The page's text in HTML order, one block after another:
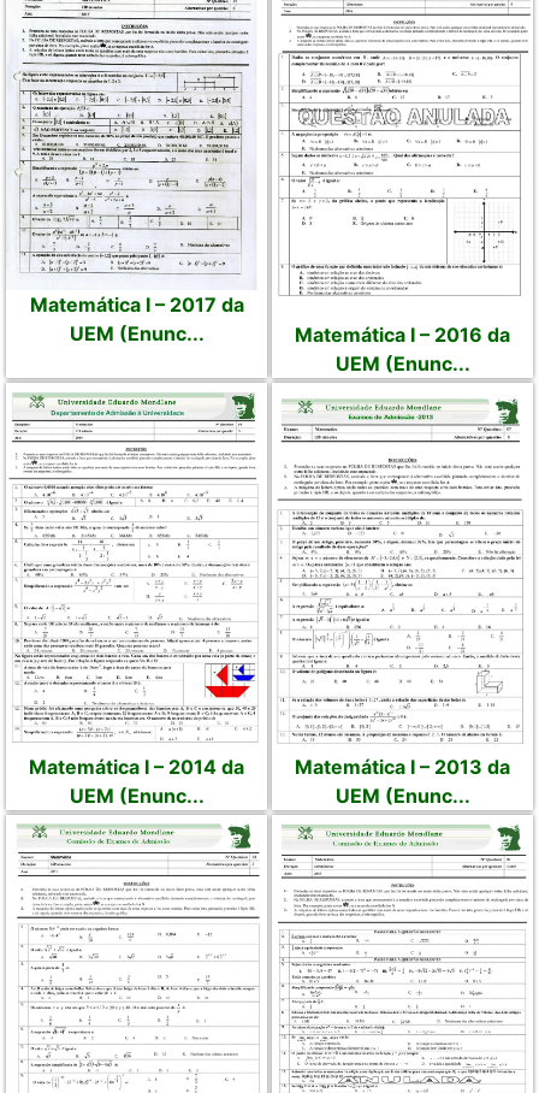
Matemática I – 2017 da
UEM (Enunc...
Matemática I – 2016 da
UEM (Enunc...
Matemática I – 2014 da
UEM (Enunc...
Matemática I – 2013 da
UEM (Enunc...